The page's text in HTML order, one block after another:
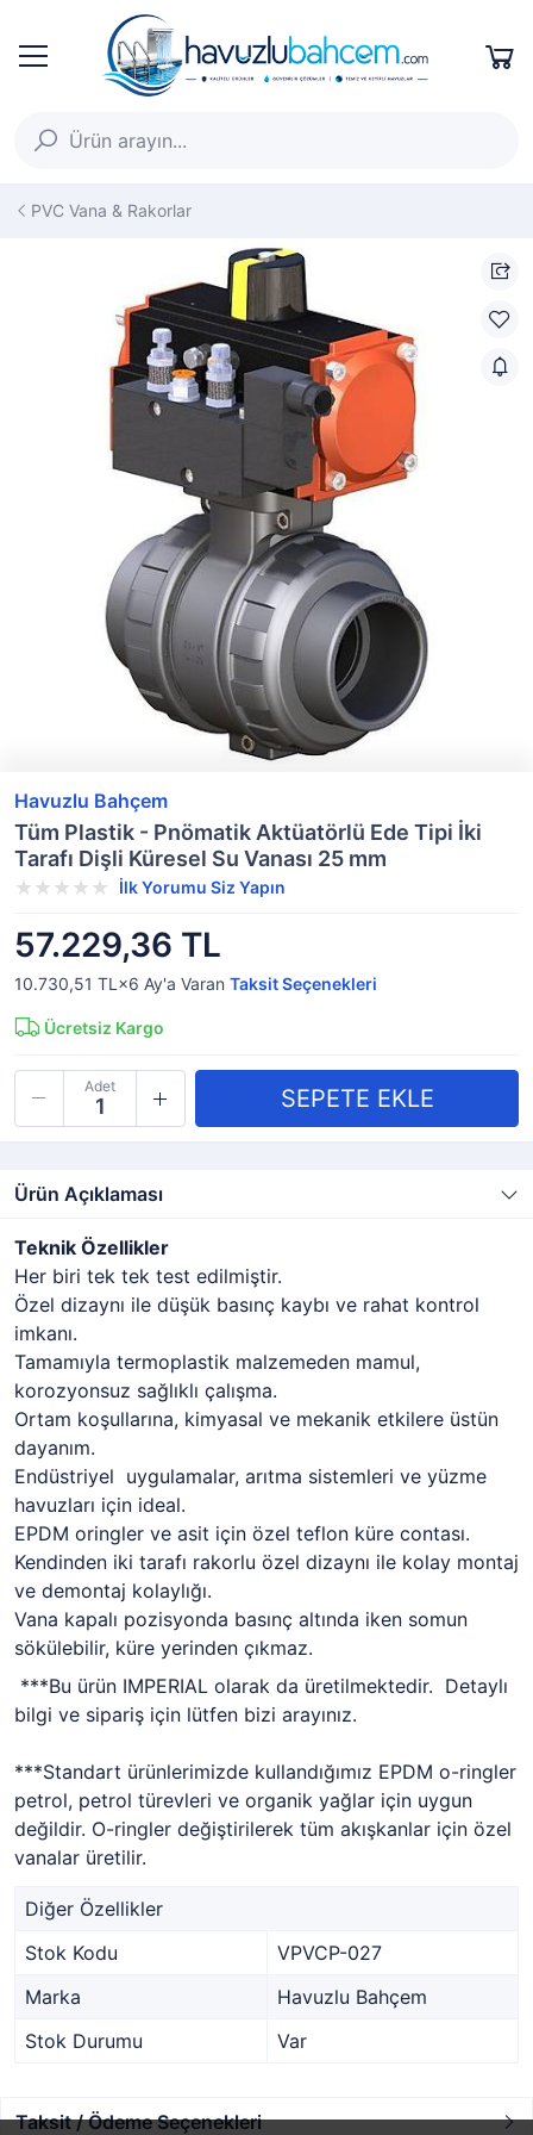
PVC Vana & Rakorlar
Havuzlu Bahçem
Tüm Plastik - Pnömatik Aktüatörlü Ede Tipi İki
Tarafı Dişli Küresel Su Vanası 25 mm
İlk Yorumu Siz Yapın
57.229,36 TL
10.730,51 TL×6 Ay'a Varan Taksit Seçenekleri
Ücretsiz Kargo
Adet
Ürün Açıklaması
Teknik Özellikler
Her biri tek tek test edilmiştir.
Özel dizaynı ile düşük basınç kaybı ve rahat kontrol
imkanı.
Tamamıyla termoplastik malzemeden mamul,
korozyonsuz sağlıklı çalışma.
Ortam koşullarına, kimyasal ve mekanik etkilere üstün
dayanım.
Endüstriyel uygulamalar, arıtma sistemleri ve yüzme
havuzları için ideal.
EPDM oringler ve asit için özel teflon küre contası.
Kendinden iki tarafı rakorlu özel dizaynı ile kolay montaj
ve demontaj kolaylığı.
Vana kapalı pozisyonda basınç altında iken somun
sökülebilir, küre yerinden çıkmaz.
***Bu ürün IMPERIAL olarak da üretilmektedir. Detaylı
bilgi ve sipariş için lütfen bizi arayınız.
***Standart ürünlerimizde kullandığımız EPDM o-ringler
petrol, petrol türevleri ve organik yağlar için uygun
değildir. O-ringler değiştirilerek tüm akışkanlar için özel
vanalar üretilir.
Diğer Özellikler
Stok Kodu
VPVCP-027
Marka
Havuzlu Bahçem
Stok Durumu
Var
Taksit / Ödeme Seçenekleri